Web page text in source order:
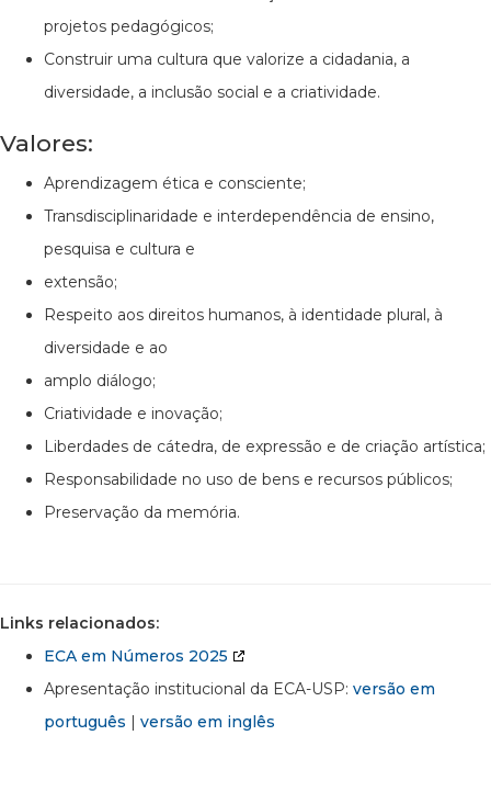
projetos pedagógicos;
Construir uma cultura que valorize a cidadania, a
diversidade, a inclusão social e a criatividade.
Valores:
Aprendizagem ética e consciente;
Transdisciplinaridade e interdependência de ensino,
pesquisa e cultura e
extensão;
Respeito aos direitos humanos, à identidade plural, à
diversidade e ao
amplo diálogo;
Criatividade e inovação;
Liberdades de cátedra, de expressão e de criação artística;
Responsabilidade no uso de bens e recursos públicos;
Preservação da memória.
Links relacionados:
ECA em Números 2025
Apresentação institucional da ECA-USP: versão em
português | versão em inglês